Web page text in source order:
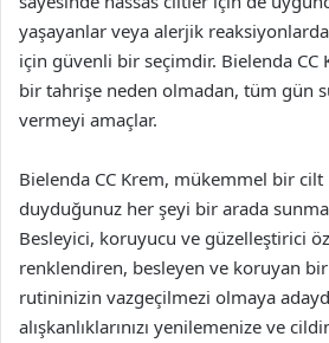
yaşayanlar veya alerjik
için güvenli bir seçimdir. Bielenda CC
bir tahrişe neden olmadan, tüm gün
vermeyi amaçlar.
Bielenda CC Krem, mükemmel bir
duyduğunuz her şeyi bir arada sunma
Besleyici, koruyucu ve güzelleştirici
renklendiren, besleyen ve koruyan
rutininizin vazgeçilmezi olmaya
alışkanlıklarınızı yenilemenize ve